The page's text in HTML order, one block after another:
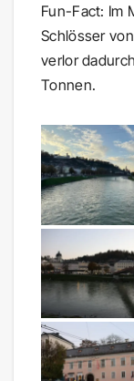
Fun-Fact: Im
Schlösser
verlor
Tonnen.